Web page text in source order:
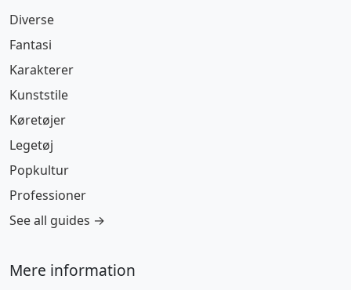
Diverse
Fantasi
Karakterer
Kunststile
Køretøjer
Legetøj
Popkultur
Professioner
See all guides →
Mere information